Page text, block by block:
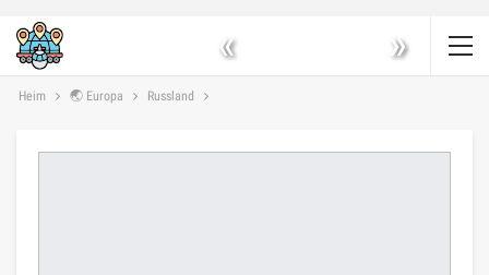
« »
Heim 🌏 Europa Russland